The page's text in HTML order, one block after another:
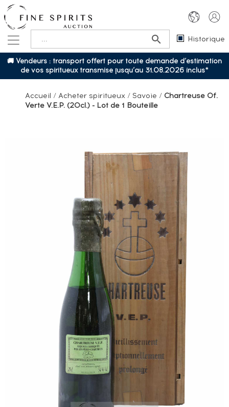
Historique
🚚 Vendeurs : transport offert pour toute demande d’estimation
de vos spiritueux transmise jusqu’au 31.08.2026 inclus*
Accueil / Acheter spiritueux / Savoie / Chartreuse Of.
Verte V.E.P. (20cl.) - Lot de 1 Bouteille